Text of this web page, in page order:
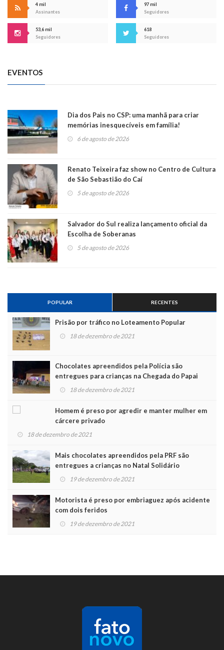
4 mil
Assinantes
97 mil
Seguidores
53,6 mil
Seguidores
618
Seguidores
EVENTOS
Dia dos Pais no CSP: uma manhã para criar
memórias inesquecíveis em família!
6 de agosto de 2026
Renato Teixeira faz show no Centro de Cultura
de São Sebastião do Caí
5 de agosto de 2026
Salvador do Sul realiza lançamento oficial da
Escolha de Soberanas
5 de agosto de 2026
POPULAR RECENTES
Prisão por tráfico no Loteamento Popular
18 de dezembro de 2021
Chocolates apreendidos pela Polícia são
entregues para crianças na Chegada do Papai
Noel
18 de dezembro de 2021
Homem é preso por agredir e manter mulher em
cárcere privado
18 de dezembro de 2021
Mais chocolates apreendidos pela PRF são
entregues a crianças no Natal Solidário
19 de dezembro de 2021
Motorista é preso por embriaguez após acidente
com dois feridos
19 de dezembro de 2021